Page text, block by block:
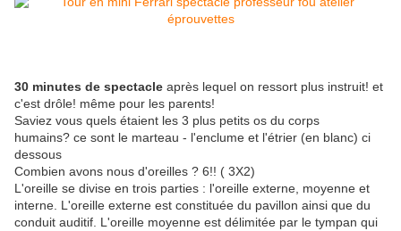
30 minutes de spectacle après lequel on ressort plus instruit! et
c'est drôle! même pour les parents!
Saviez vous quels étaient les 3 plus petits os du corps
humains? ce sont le marteau - l'enclume et l'étrier (en blanc) ci
dessous
Combien avons nous d'oreilles ? 6!! ( 3X2)
L'oreille se divise en trois parties : l'oreille externe, moyenne et
interne. L'oreille externe est constituée du pavillon ainsi que du
conduit auditif. L'oreille moyenne est délimitée par le tympan qui